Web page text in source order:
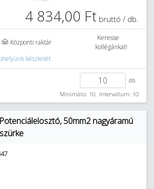
4 834,00 Ft bruttó / db.
Központi raktár
Keresse
kollégánkat!
készletét
db.
Minimális: 10 Intervallum: 10
50mm2 nagyáramú